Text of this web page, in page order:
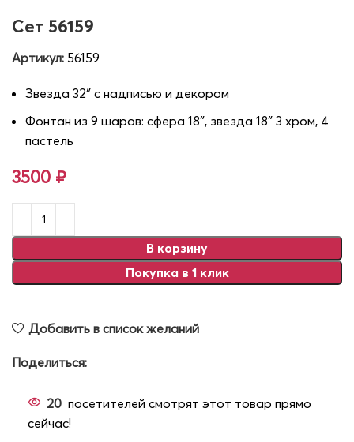
Сет 56159
Артикул: 56159
Звезда 32″ с надписью и декором
Фонтан из 9 шаров: сфера 18″, звезда 18″ 3 хром, 4
пастель
3500 ₽
В корзину
Покупка в 1 клик
Добавить в список желаний
Поделиться:
20 посетителей смотрят этот товар прямо
сейчас!